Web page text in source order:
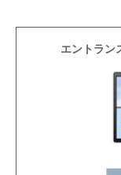
エントラン